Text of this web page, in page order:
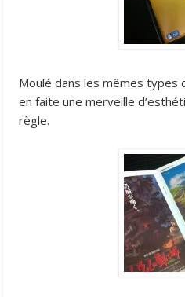
Moulé dans les mêmes types
en faite une merveille
règle.